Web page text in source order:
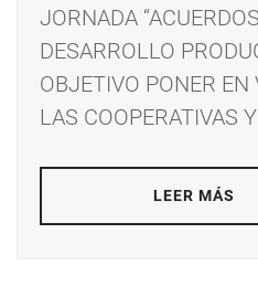
JORNADA
DESARROLLO
OBJETIVO PONER EN
LAS COOPERATIVAS
LEER MÁS